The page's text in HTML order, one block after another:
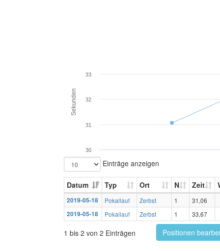
Sekunden
30
31
32
33
Einträge anzeigen
Datum Typ Ort N Zeit
2019-05-18 Pokallauf Zerbst 1
31,06
2019-05-18
Pokallauf Zerbst 1 33,67
1 bis 2 von 2 Einträgen Positionen